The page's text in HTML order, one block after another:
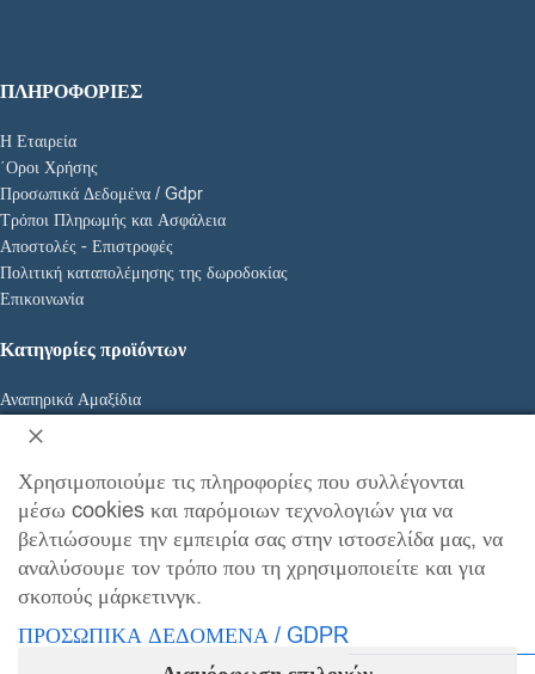
ΠΛΗΡΟΦΟΡΙΕΣ
Η Εταιρεία
΄Οροι Χρήσης
Προσωπικά Δεδομένα / Gdpr
Τρόποι Πληρωμής και Ασφάλεια
Αποστολές - Επιστροφές
Πολιτική καταπολέμησης της δωροδοκίας
Επικοινωνία
Κατηγορίες προϊόντων
Αναπηρικά Αμαξίδια
Είδη Αποκατάστασης
Ιατρικά Είδη
Κατ' οίκον Νοσηλεία
Ορθοπεδικά Είδη
Προϊόντα ακράτειας
2026 CREATED BY
ΠΑΡΟΥΣΙΑ.
Χρησιμοποιούμε τις πληροφορίες που συλλέγονται
μέσω cookies και παρόμοιων τεχνολογιών για να
βελτιώσουμε την εμπειρία σας στην ιστοσελίδα μας, να
αναλύσουμε τον τρόπο που τη χρησιμοποιείτε και για
σκοπούς μάρκετινγκ.
ΠΡΟΣΩΠΙΚΑ ΔΕΔΟΜΕΝΑ / GDPR